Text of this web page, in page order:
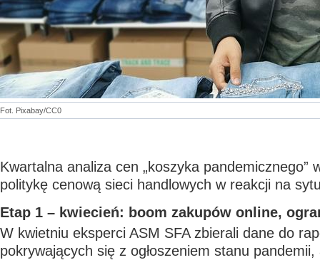
Fot. Pixabay/CC0
Kwartalna analiza cen „koszyka pandemicznego”
politykę cenową sieci handlowych w reakcji na
Etap 1 – kwiecień: boom zakupów online,
W kwietniu eksperci ASM SFA zbierali dane do
pokrywających się z ogłoszeniem stanu